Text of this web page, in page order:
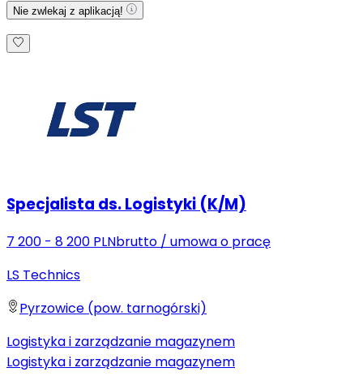
Nie zwlekaj z aplikacją!
Specjalista ds. Logistyki (K/M)
7 200 - 8 200 PLNbrutto / umowa o pracę
LS Technics
Pyrzowice (pow. tarnogórski)
Logistyka i zarządzanie magazynem
Logistyka i zarządzanie magazynem